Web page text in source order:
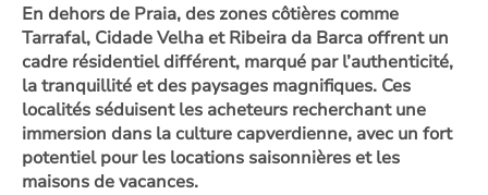
En dehors de Praia, des zones côtières comme
Tarrafal, Cidade Velha et Ribeira da Barca offrent un
cadre résidentiel différent, marqué par l’authenticité,
la tranquillité et des paysages magnifiques. Ces
localités séduisent les acheteurs recherchant une
immersion dans la culture capverdienne, avec un fort
potentiel pour les locations saisonnières et les
maisons de vacances.